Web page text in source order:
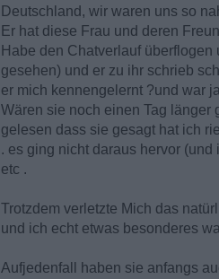
Deutschland, wir waren uns so
Er hat diese Frau und deren
Habe den Chatverlauf
gesehen) und er zu ihr schrieb
er mich kennengelernt ?und war
Wären sie noch einen Tag länger
gelesen dass sie gesagt hat ich
. es ging nicht daraus hervor
etc .
Trotzdem verletzte Mich das
und ich echt etwas besonderes
Aufjedenfall haben sie anfangs